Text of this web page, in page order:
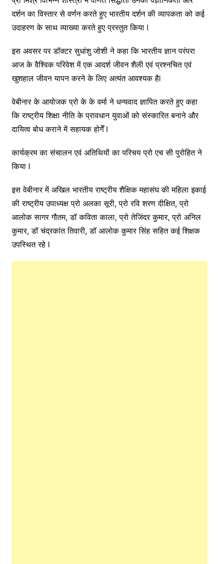
दर्शन का विस्तार से वर्णन करते हुए भारतीय दर्शन की व्यापकता को कई
उदाहरण के साथ व्याख्या करते हुए प्रस्तुत किया l
इस अवसर पर डॉक्टर सुधांशु जोशी ने कहा कि भारतीय ज्ञान परंपरा
आज के वैश्विक परिवेश में एक आदर्श जीवन शैली एवं प्रश्नचित एवं
खुशहाल जीवन यापन करने के लिए अत्यंत आवश्यक हैl
वेबीनार के आयोजक प्रो के के वर्मा ने धन्यवाद ज्ञापित करते हुए कहा
कि राष्ट्रीय शिक्षा नीति के प्रावधान युवाओं को संस्कारित बनाने और
दायित्व बोध कराने में सहायक होगेँ l
कार्यक्रम का संचालन एवं अतिथियों का परिचय प्रो एच सी पुरोहित ने
किया l
इस वेबीनार में अखिल भारतीय राष्ट्रीय शैक्षिक महासंघ की महिला इकाई
की राष्ट्रीय उपाध्यक्ष प्रो अलका सूरी, प्रो रवि शरण दीक्षित, प्रो
आलोक सागर गौतम, डॉ कविता काला, प्रो तेजिंदर कुमार, प्रो अनिल
कुमार, डॉ चंद्रकांत तिवारी, डॉ आलोक कुमार सिंह सहित कई शिक्षक
उपस्थित रहे l